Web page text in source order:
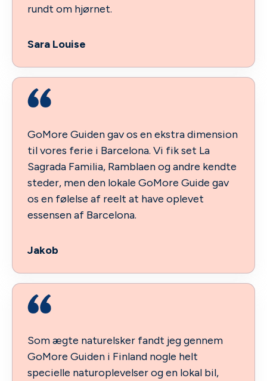
rundt om hjørnet.
Sara Louise
GoMore Guiden gav os en ekstra dimension
til vores ferie i Barcelona. Vi fik set La
Sagrada Familia, Ramblaen og andre kendte
steder, men den lokale GoMore Guide gav
os en følelse af reelt at have oplevet
essensen af Barcelona.
Jakob
Som ægte naturelsker fandt jeg gennem
GoMore Guiden i Finland nogle helt
specielle naturoplevelser og en lokal bil,